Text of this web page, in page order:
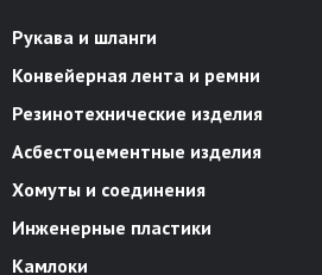
Рукава и шланги
Конвейерная лента и ремни
Резинотехнические изделия
Асбестоцементные изделия
Хомуты и соединения
Инженерные пластики
Камлоки